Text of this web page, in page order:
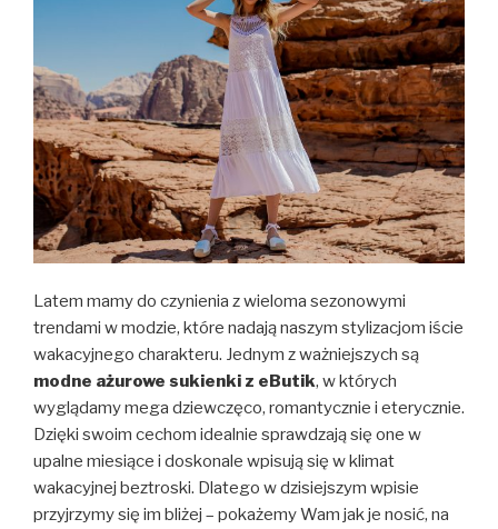
Latem mamy do czynienia z wieloma sezonowymi
trendami w modzie, które nadają naszym stylizacjom iście
wakacyjnego charakteru. Jednym z ważniejszych są
modne ażurowe sukienki z eButik, w których
wyglądamy mega dziewczęco, romantycznie i eterycznie.
Dzięki swoim cechom idealnie sprawdzają się one w
upalne miesiące i doskonale wpisują się w klimat
wakacyjnej beztroski. Dlatego w dzisiejszym wpisie
przyjrzymy się im bliżej – pokażemy Wam jak je nosić, na